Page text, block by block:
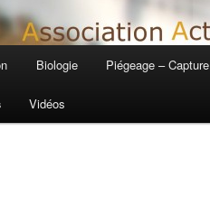
Biologie Piégeage – Capture
Vidéos